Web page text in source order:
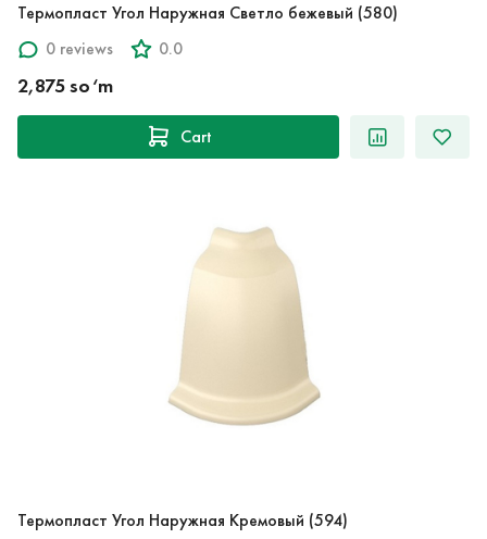
Термопласт Угол Наружная Светло бежевый (580)
0 reviews
0.0
2,875 so‘m
Cart
Термопласт Угол Наружная Кремовый (594)